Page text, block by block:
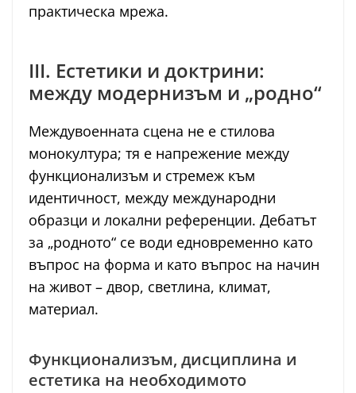
практическа мрежа.
III. Естетики и доктрини:
между модернизъм и „родно“
Междувоенната сцена не е стилова
монокултура; тя е напрежение между
функционализъм и стремеж към
идентичност, между международни
образци и локални референции. Дебатът
за „родното“ се води едновременно като
въпрос на форма и като въпрос на начин
на живот – двор, светлина, климат,
материал.
Функционализъм, дисциплина и
естетика на необходимото